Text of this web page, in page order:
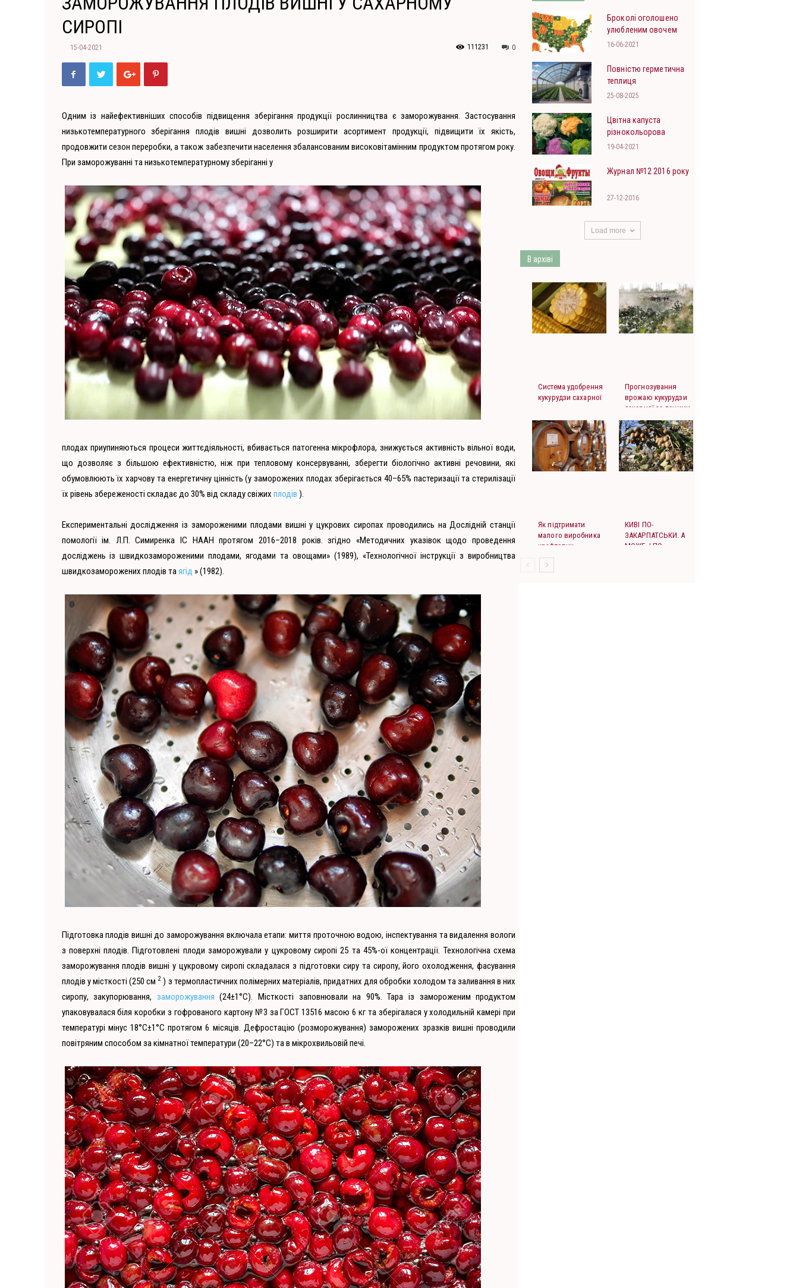
СИРОПІ
15-04-2021 0
111231
Одним із найефективніших способів підвищення зберігання продукції рослинництва є заморожування. Застосування
низькотемпературного зберігання плодів вишні дозволить розширити асортимент продукції, підвищити їх якість,
продовжити сезон переробки, а також забезпечити населення збалансованим високовітамінним продуктом протягом року.
При заморожуванні та низькотемпературному зберіганні у
плодах приупиняються процеси життєдіяльності, вбивається патогенна мікрофлора, знижується активність вільної води,
що дозволяє з більшою ефективністю, ніж при тепловому консервуванні, зберегти біологічно активні речовини, які
обумовлюють їх харчову та енергетичну цінність (у заморожених плодах зберігається 40–65% пастеризації та стерилізації
їх рівень збереженості складає до 30% від складу свіжих плодів ).
Експериментальні дослідження із замороженими плодами вишні у цукрових сиропах проводились на Дослідній станції
помології ім. Л.П. Симиренка ІС НААН протягом 2016–2018 років. згідно «Методичних указівок щодо проведення
досліджень із швидкозамороженими плодами, ягодами та овощами» (1989), «Технологічної інструкції з виробництва
швидкозаморожених плодів таягід » (1982).
Підготовка плодів вишні до заморожування включала етапи: миття проточною водою, інспектування та видалення вологи
з поверхні плодів. Підготовлені плоди заморожували у цукровому сиропі 25 та 45%-ої концентрації. Технологічна схема
заморожування плодів вишні у цукровому сиропі складалася з підготовки сиру та сиропу, його охолодження, фасування
плодів у місткості (250 см 2 ) з термопластичних полімерних матеріалів, придатних для обробки холодом та заливання в них
сиропу, закупорювання, заморожування (24±1°С). Місткості заповнювали на 90%. Тара із замороженим продуктом
упаковувалася біля коробки з гофрованого картону №3 за ГОСТ 13516 масою 6 кг та зберігалася у холодильній камері при
температурі мінус 18°С±1°С протягом 6 місяців. Дефростацію (розморожування) заморожених зразків вишні проводили
повітряним способом за кімнатної температури (20–22°С) та в мікрохвильовій печі.
Броколі оголошено
улюбленим овочем
США
16-06-2021
Повністю герметична
теплиця
25-08-2025
Цвітна капуста
різнокольорова
19-04-2021
Журнал №12 2016 року
27-12-2016
Load more
В архіві
Система удобрення
кукурудзи сахарної
Прогнозування
врожаю кукурудзи
сахарної за даними
супутникового
моніторингу
посівів
Як підтримати
малого виробника
крафтових
спиртних напоїв.
КИВІ ПО-
ЗАКАРПАТСЬКИ. А
МОЖЕ, І ПО-